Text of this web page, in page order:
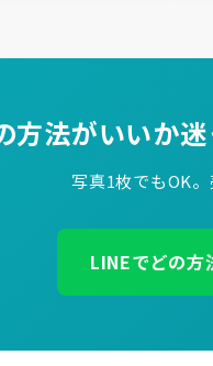
方法がいいか迷
写真1枚でもOK。
LINEでどの方